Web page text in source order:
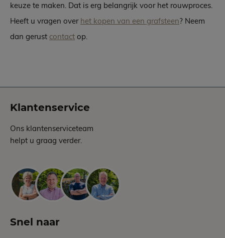
keuze te maken. Dat is erg belangrijk voor het rouwproces.
Heeft u vragen over het kopen van een grafsteen? Neem
dan gerust contact op.
Klantenservice
Ons klantenserviceteam
helpt u graag verder.
Snel naar